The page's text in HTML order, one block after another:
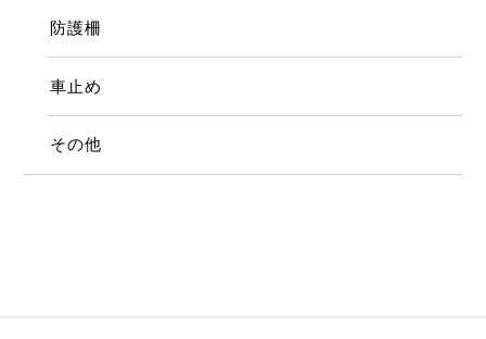
防護柵
車止め
その他